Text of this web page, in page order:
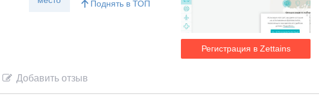
Регистрация в Zettains
Поднять в ТОП
Добавить отзыв